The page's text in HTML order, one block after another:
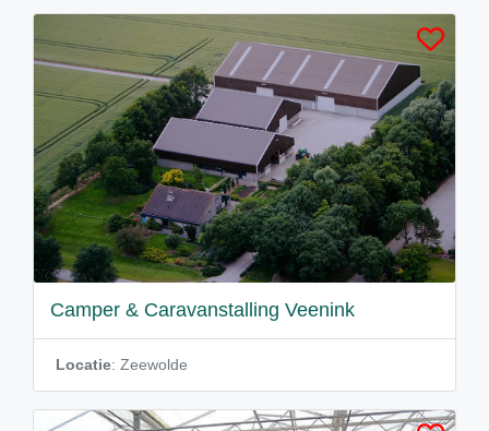
Camper & Caravanstalling Veenink
Locatie: Zeewolde